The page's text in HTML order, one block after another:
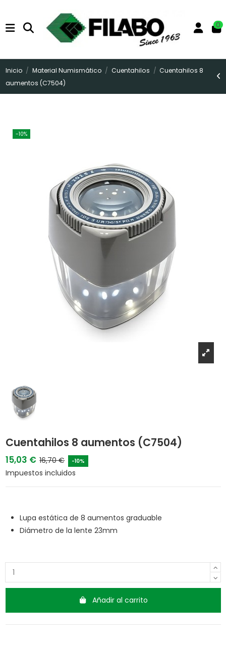
0
Inicio Material Numismático Cuentahilos
Cuentahilos 8
aumentos (C7504)
-10%
Cuentahilos 8 aumentos (C7504)
15,03 € 16,70 € -10%
Impuestos incluidos
Lupa estática de 8 aumentos graduable
Diámetro de la lente 23mm
Añadir al carrito